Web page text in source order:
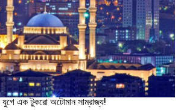
এক টুকরো অটোমান সাম্রাজ্য!